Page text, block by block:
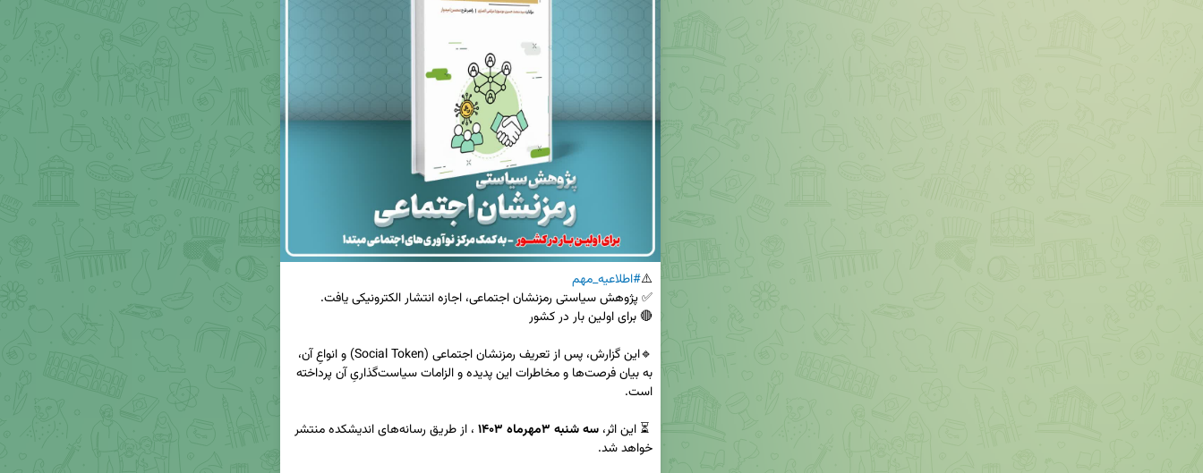
⚠️#اطلاعیه_مهم
سه شنبه ۳مهرماه ۱۴۰۳